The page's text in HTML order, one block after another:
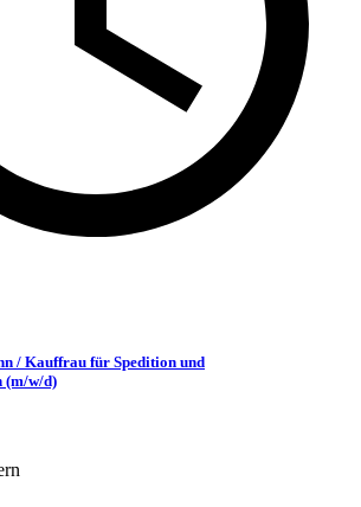
/ Kauffrau für Spedition und
(m/w/d)